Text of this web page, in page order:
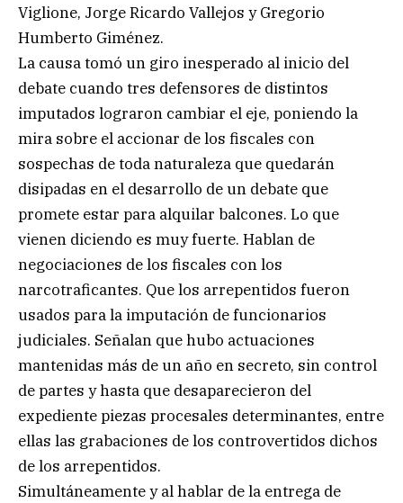
Viglione, Jorge Ricardo Vallejos y Gregorio
Humberto Giménez.
La causa tomó un giro inesperado al inicio del
debate cuando tres defensores de distintos
imputados lograron cambiar el eje, poniendo la
mira sobre el accionar de los fiscales con
sospechas de toda naturaleza que quedarán
disipadas en el desarrollo de un debate que
promete estar para alquilar balcones. Lo que
vienen diciendo es muy fuerte. Hablan de
negociaciones de los fiscales con los
narcotraficantes. Que los arrepentidos fueron
usados para la imputación de funcionarios
judiciales. Señalan que hubo actuaciones
mantenidas más de un año en secreto, sin control
de partes y hasta que desaparecieron del
expediente piezas procesales determinantes, entre
ellas las grabaciones de los controvertidos dichos
de los arrepentidos.
Simultáneamente y al hablar de la entrega de